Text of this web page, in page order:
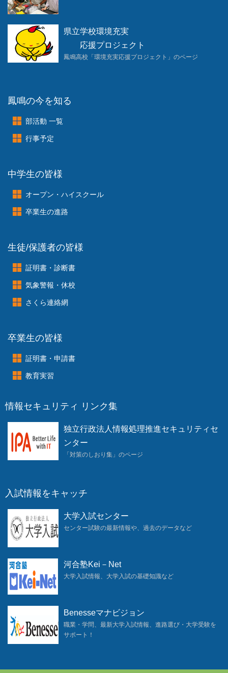
県立学校環境充実
応援プロジェクト
鳳鳴高校「環境充実応援プロジェクト」のページ
鳳鳴の今を知る
部活動 一覧
行事予定
中学生の皆様
オープン・ハイスクール
卒業生の進路
生徒/保護者の皆様
証明書・診断書
気象警報・休校
さくら連絡網
卒業生の皆様
証明書・申請書
教育実習
情報セキュリティ リンク集
独立行政法人情報処理推進セキュリティセ
ンター
「対策のしおり集」のページ
入試情報をキャッチ
大学入試センター
センター試験の最新情報や、過去のデータなど
河合塾Kei－Net
大学入試情報、大学入試の基礎知識など
Benesseマナビジョン
職業・学問、最新大学入試情報、進路選び・大学受験を
サポート！